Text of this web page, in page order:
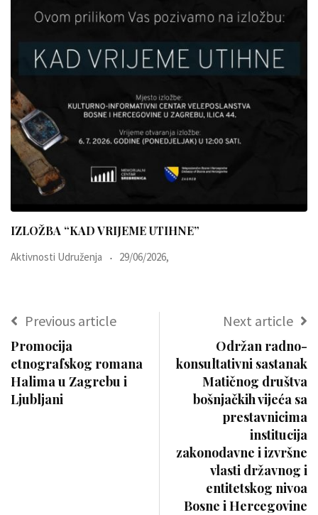
IZLOŽBA “KAD VRIJEME UTIHNE”
Aktivnosti Udruženja 29/06/2026,
Previous article
Promocija
etnografskog romana
Halima u Zagrebu i
Ljubljani
Next article
Održan radno-
konsultativni sastanak
Matičnog društva
bošnjačkih vijeća sa
prestavnicima
institucija
zakonodavne i izvršne
vlasti državnog i
entitetskog nivoa
Bosne i Hercegovine